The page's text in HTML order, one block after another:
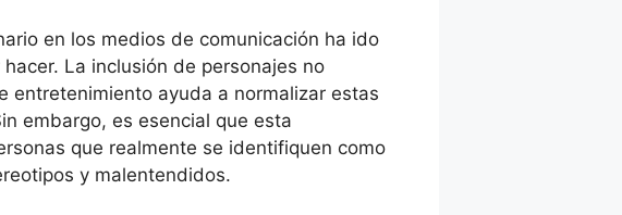
en los medios de comunicación ha ido
La inclusión de personajes no
entretenimiento ayuda a normalizar estas
embargo, es esencial que esta
que realmente se identifiquen como
y malentendidos.